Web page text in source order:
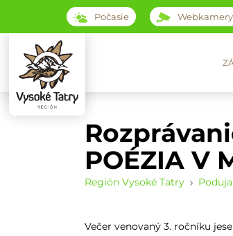
Počasie Webkamery
POÉZIA V
Región Vysoké Tatry
Večer venovaný 3. ročníku